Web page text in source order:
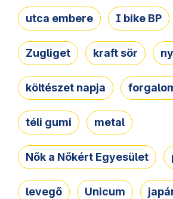
utca embere I bike BP
Zugliget kraft sör
költészet napja
téli gumi metal
Nők a Nőkért Egyesület
levegő Unicum